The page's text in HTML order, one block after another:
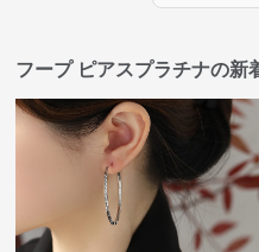
フープ ピアスプラチナの新